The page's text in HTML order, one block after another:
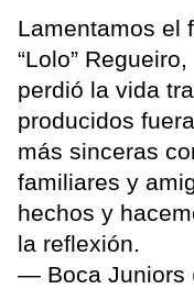
Lamentamos el
“Lolo”
perdió la vida
producidos
más sinceras
familiares y
hechos y
la reflexión.
— Boca Juniors